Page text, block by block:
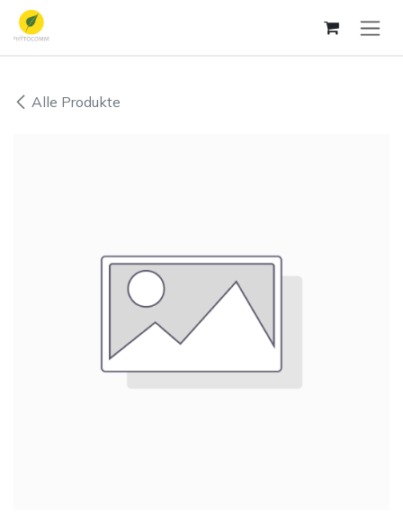
Zum Inhalt springen
Alle Produkte